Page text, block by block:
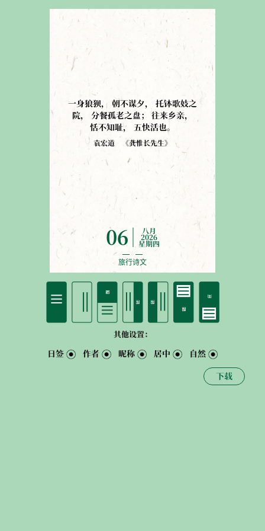
一身狼狈， 朝不谋夕，
托钵歌妓之
院， 分餐孤老之盘； 往来乡亲，
恬不知耻， 五快活也。
袁宏道 《龚惟长先生》
06
八月
2026
星期四
旅行诗文
其他设置：
日签 作者 昵称 居中 自然
下载